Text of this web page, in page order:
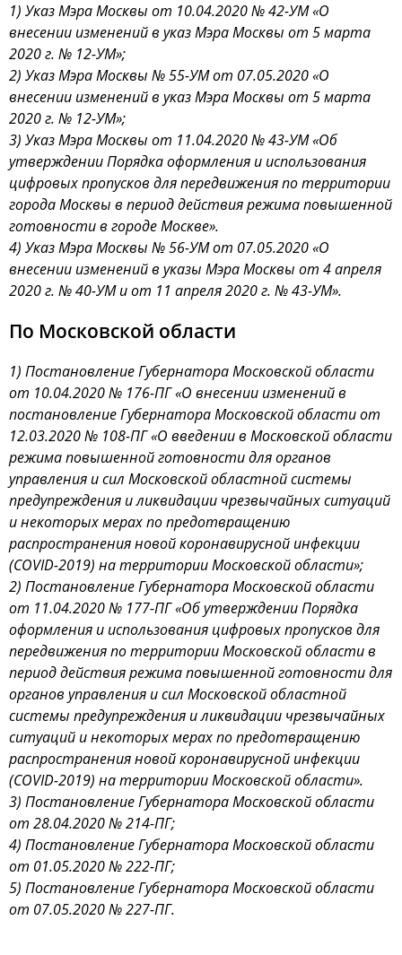
1) Указ Мэра Москвы от 10.04.2020 № 42-УМ «О
внесении изменений в указ Мэра Москвы от 5 марта
2020 г. № 12-УМ»;
2) Указ Мэра Москвы № 55-УМ от 07.05.2020 «О
внесении изменений в указ Мэра Москвы от 5 марта
2020 г. № 12-УМ»;
3) Указ Мэра Москвы от 11.04.2020 № 43-УМ «Об
утверждении Порядка оформления и использования
цифровых пропусков для передвижения по территории
города Москвы в период действия режима повышенной
готовности в городе Москве».
4) Указ Мэра Москвы № 56-УМ от 07.05.2020 «О
внесении изменений в указы Мэра Москвы от 4 апреля
2020 г. № 40-УМ и от 11 апреля 2020 г. № 43-УМ».
По Московской области
1) Постановление Губернатора Московской области
от 10.04.2020 № 176-ПГ «О внесении изменений в
постановление Губернатора Московской области от
12.03.2020 № 108-ПГ «О введении в Московской области
режима повышенной готовности для органов
управления и сил Московской областной системы
предупреждения и ликвидации чрезвычайных ситуаций
и некоторых мерах по предотвращению
распространения новой коронавирусной инфекции
(COVID-2019) на территории Московской области»;
2) Постановление Губернатора Московской области
от 11.04.2020 № 177-ПГ «Об утверждении Порядка
оформления и использования цифровых пропусков для
передвижения по территории Московской области в
период действия режима повышенной готовности для
органов управления и сил Московской областной
системы предупреждения и ликвидации чрезвычайных
ситуаций и некоторых мерах по предотвращению
распространения новой коронавирусной инфекции
(COVID-2019) на территории Московской области».
3) Постановление Губернатора Московской области
от 28.04.2020 № 214-ПГ;
4) Постановление Губернатора Московской области
от 01.05.2020 № 222-ПГ;
5) Постановление Губернатора Московской области
от 07.05.2020 № 227-ПГ.